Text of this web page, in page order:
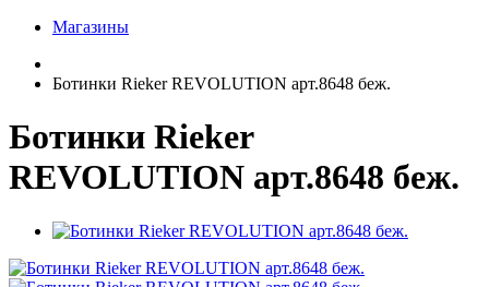
Магазины
Ботинки Rieker REVOLUTION арт.8648 беж.
Ботинки Rieker
REVOLUTION арт.8648 беж.